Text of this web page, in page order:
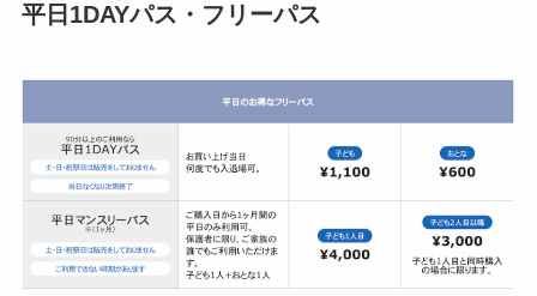
平日1DAYパス・フリーパス